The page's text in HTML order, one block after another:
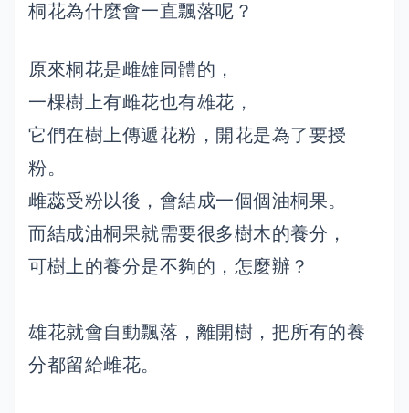
桐花為什麼會一直飄落呢？
原來桐花是雌雄同體的，
一棵樹上有雌花也有雄花，
它們在樹上傳遞花粉，開花是為了要授
粉。
雌蕊受粉以後，會結成一個個油桐果。
而結成油桐果就需要很多樹木的養分，
可樹上的養分是不夠的，怎麼辦？
雄花就會自動飄落，離開樹，把所有的養
分都留給雌花。